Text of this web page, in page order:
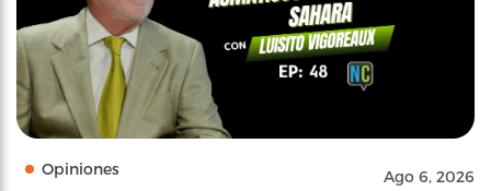
Opiniones Ago 6, 2026